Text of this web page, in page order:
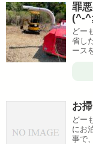
罪
(^-^;
どー
省し
ース
お
どー
にお
事で